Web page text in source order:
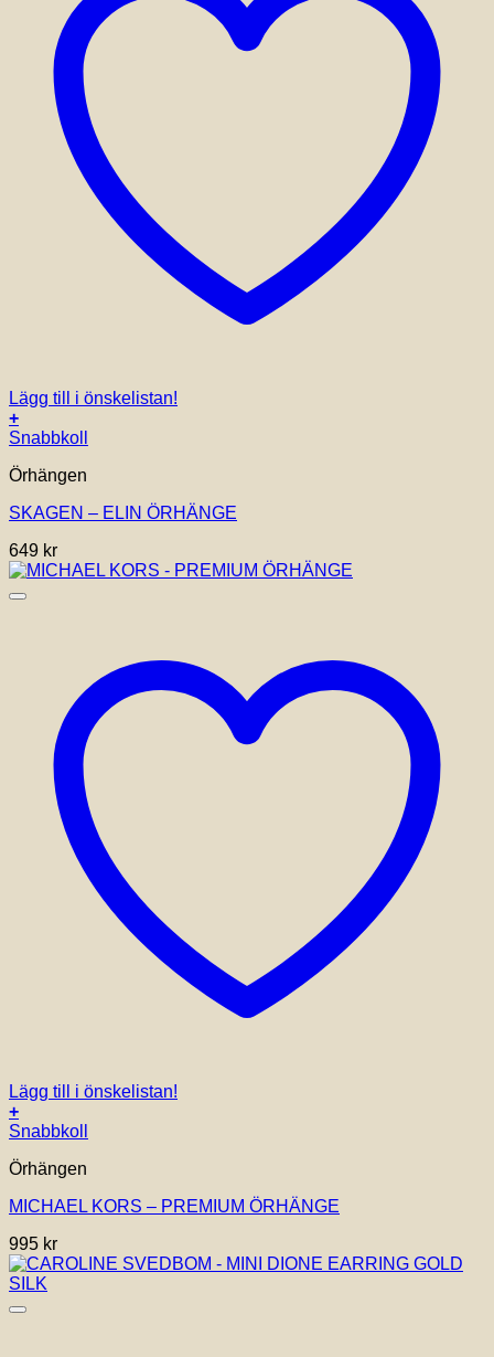
Lägg till i önskelistan!
+
Snabbkoll
Örhängen
SKAGEN – ELIN ÖRHÄNGE
649 kr
Lägg till i önskelistan!
+
Snabbkoll
Örhängen
MICHAEL KORS – PREMIUM ÖRHÄNGE
995 kr